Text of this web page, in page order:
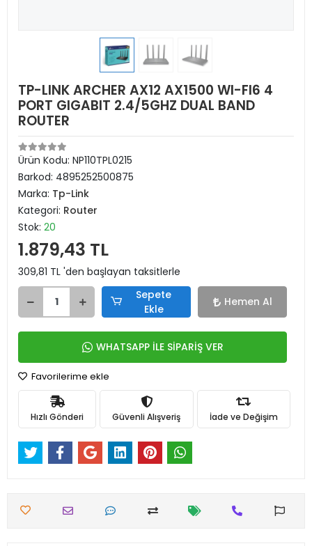
TP-LINK ARCHER AX12 AX1500 WI-FI6 4
PORT GIGABIT 2.4/5GHZ DUAL BAND
ROUTER
Ürün Kodu: NP110TPL0215
Barkod: 4895252500875
Marka: Tp-Link
Kategori: Router
Stok: 20
1.879,43 TL
309,81 TL 'den başlayan taksitlerle
Sepete
Ekle
Hemen Al
WHATSAPP İLE SİPARİŞ VER
Favorilerime ekle
Hızlı Gönderi Güvenli Alışveriş İade ve Değişim